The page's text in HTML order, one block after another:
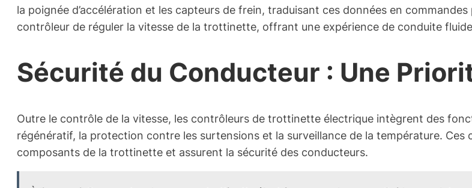
la poignée d’accélération et les capteurs de frein, traduisant ces données en
contrôleur de réguler la vitesse de la trottinette, offrant une expérience de conduite
Sécurité du Conducteur : Une
Outre le contrôle de la vitesse, les contrôleurs de trottinette électrique intègrent des
régénératif, la protection contre les surtensions et la surveillance de la température.
composants de la trottinette et assurent la sécurité des conducteurs.